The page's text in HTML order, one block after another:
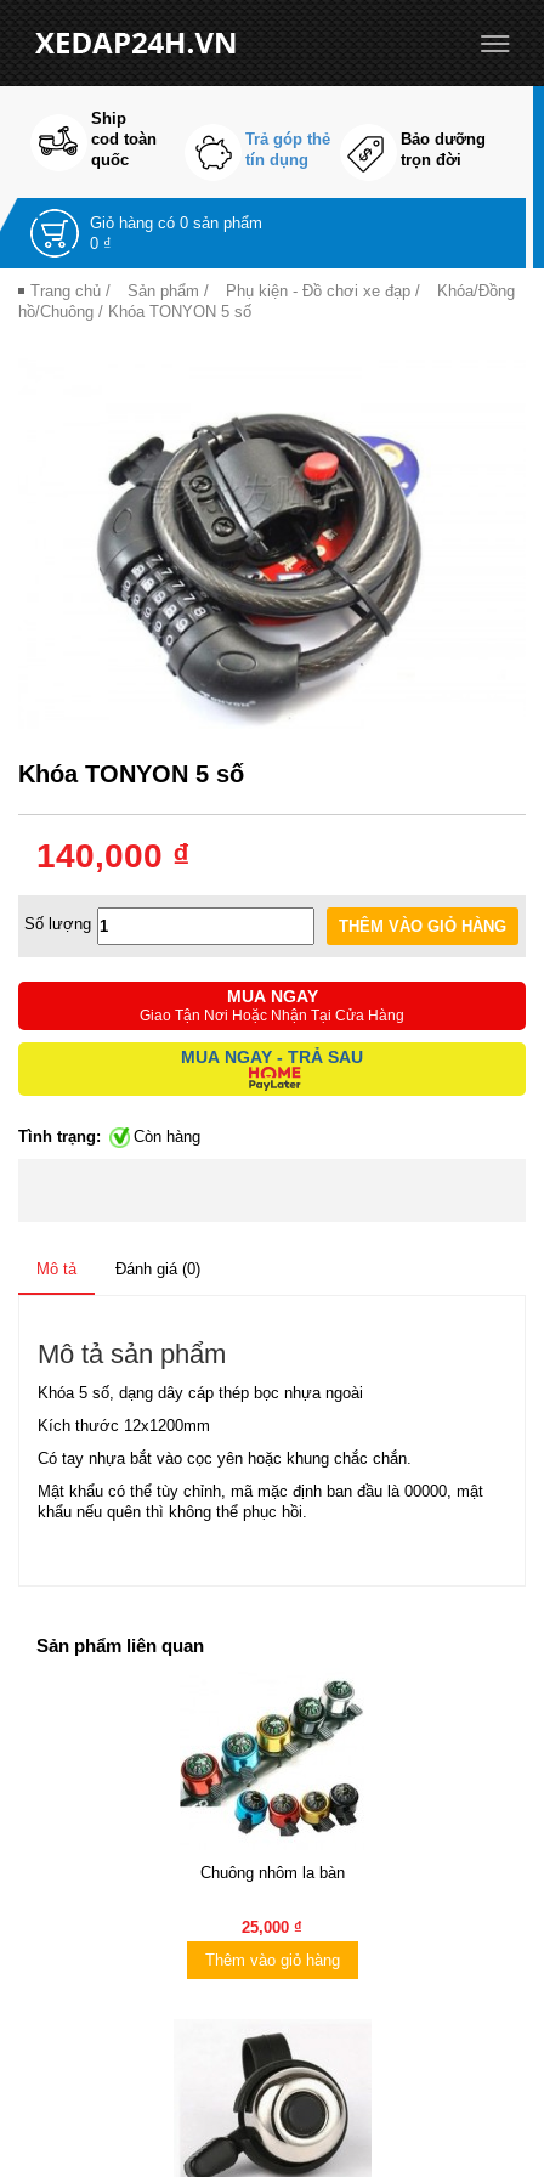
Ship
cod toàn
quốc
Trả góp thẻ
tín dụng
Bảo dưỡng
trọn đời
Giỏ hàng có 0 sản phẩm
0 ₫
Trang chủ / Sản phẩm / Phụ kiện - Đồ chơi xe đạp /
Khóa/Đồng
hồ/Chuông / Khóa TONYON 5 số
Khóa TONYON 5 số
140,000 ₫
Số lượng
MUA NGAY
Giao Tận Nơi Hoặc Nhận Tại Cửa Hàng
MUA NGAY - TRẢ SAU
Tình trạng: Còn hàng
Mô tả Đánh giá (0)
Mô tả sản phẩm
Khóa 5 số, dạng dây cáp thép bọc nhựa ngoài
Kích thước 12x1200mm
Có tay nhựa bắt vào cọc yên hoặc khung chắc chắn.
Mật khẩu có thể tùy chỉnh, mã mặc định ban đầu là 00000, mật
khẩu nếu quên thì không thể phục hồi.
Sản phẩm liên quan
Chuông nhôm la bàn
25,000 ₫
Thêm vào giỏ hàng